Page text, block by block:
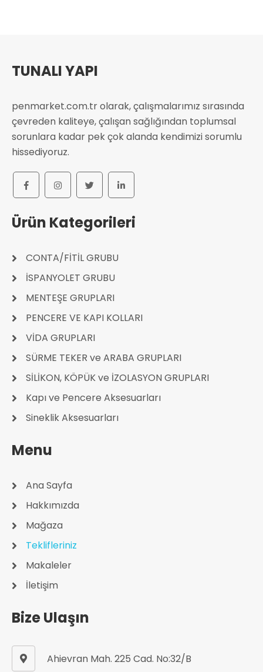
TUNALI YAPI
penmarket.com.tr olarak, çalışmalarımız sırasında
çevreden kaliteye, çalışan sağlığından toplumsal
sorunlara kadar pek çok alanda kendimizi sorumlu
hissediyoruz.
Ürün Kategorileri
CONTA/FİTİL GRUBU
İSPANYOLET GRUBU
MENTEŞE GRUPLARI
PENCERE VE KAPI KOLLARI
VİDA GRUPLARI
SÜRME TEKER ve ARABA GRUPLARI
SİLİKON, KÖPÜK ve İZOLASYON GRUPLARI
Kapı ve Pencere Aksesuarları
Sineklik Aksesuarları
Menu
Ana Sayfa
Hakkımızda
Mağaza
Teklifleriniz
Makaleler
İletişim
Bize Ulaşın
Ahievran Mah. 225 Cad. No:32/B